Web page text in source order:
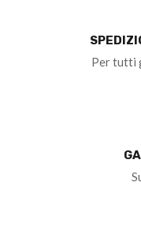
Per tutti